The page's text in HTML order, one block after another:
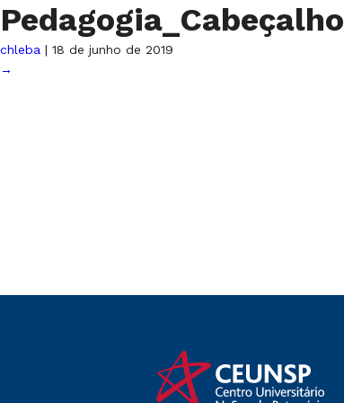
Pedagogia_Cabeçalho
chleba | 18 de junho de 2019
→